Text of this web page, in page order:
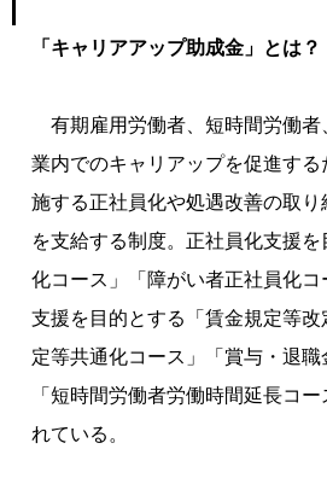
「キャリアアップ助成金」とは？
有期雇用労働者、短時間労働者
業内でのキャリアップを促進す
施する正社員化や処遇改善の取
を支給する制度。正社員化支援
化コース」「障がい者正社員化
支援を目的とする「賃金規定等改
定等共通化コース」「賞与・退職
「短時間労働者労働時間延長コ
れている。